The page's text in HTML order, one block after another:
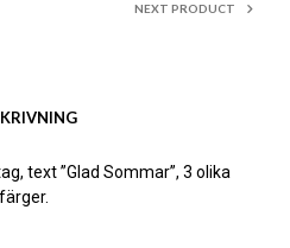
NEXT PRODUCT
text ”Glad Sommar”, 3 olika
färger.